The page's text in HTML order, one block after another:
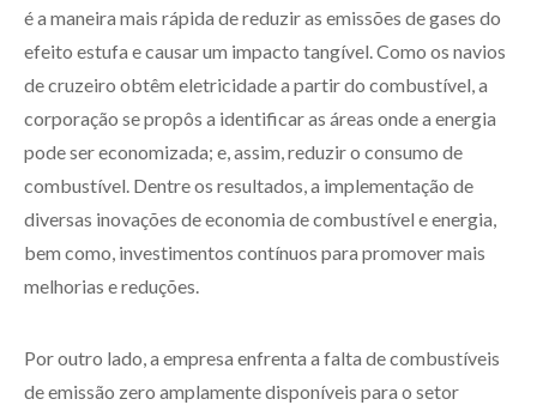
é a maneira mais rápida de reduzir as emissões de gases do
efeito estufa e causar um impacto tangível. Como os navios
de cruzeiro obtêm eletricidade a partir do combustível, a
corporação se propôs a identificar as áreas onde a energia
pode ser economizada; e, assim, reduzir o consumo de
combustível. Dentre os resultados, a implementação de
diversas inovações de economia de combustível e energia,
bem como, investimentos contínuos para promover mais
melhorias e reduções.
Por outro lado, a empresa enfrenta a falta de combustíveis
de emissão zero amplamente disponíveis para o setor